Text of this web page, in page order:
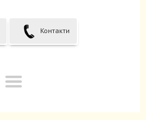
Контакти